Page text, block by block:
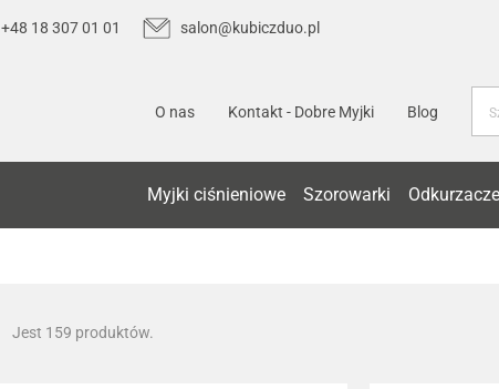
+48 18 307 01 01
salon@kubiczduo.pl
O nas Kontakt - Dobre Myjki Blog
Myjki ciśnieniowe Szorowarki Odkurzacze
Jest 159 produktów.